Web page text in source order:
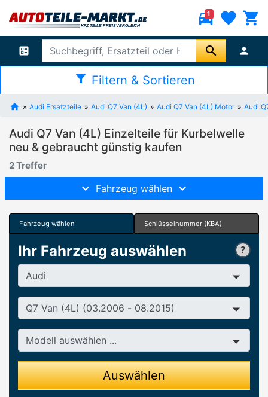
directions_car
1 favorite shopping_cart
ballot search person
filter_alt Filtern & Sortieren
Audi Ersatzteile Audi Q7 Van (4L) Audi Q7 Van (4L) Motor Audi
Audi Q7 Van (4L) Einzelteile für Kurbelwelle
neu & gebraucht günstig kaufen
2 Treffer
Fahrzeug wählen
Fahrzeug wählen Schlüsselnummer (KBA)
Ihr Fahrzeug auswählen
Hersteller
Baureihe
Modell
Auswählen